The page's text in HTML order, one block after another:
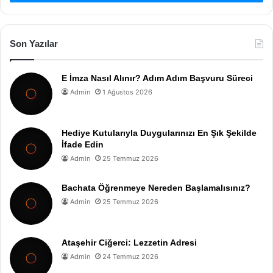
Son Yazılar
E İmza Nasıl Alınır? Adım Adım Başvuru Süreci
Admin 1 Ağustos 2026
Hediye Kutularıyla Duygularınızı En Şık Şekilde
İfade Edin
Admin 25 Temmuz 2026
Bachata Öğrenmeye Nereden Başlamalısınız?
Admin 25 Temmuz 2026
Ataşehir Ciğerci: Lezzetin Adresi
Admin 24 Temmuz 2026